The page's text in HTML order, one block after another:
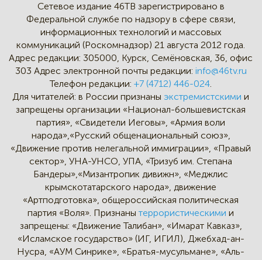
Сетевое издание 46ТВ зарегистрировано в
Федеральной службе по надзору в сфере связи,
информационных технологий и массовых
коммуникаций (Роскомнадзор) 21 августа 2012 года.
Адрес редакции: 305000, Курск, Семёновская, 36, офис
303 Адрес электронной почты редакции: info@46tv.ru
Телефон редакции: +7 (4712) 446-024.
Для читателей: в России признаныэкстремистскими и
запрещены организации «Национал-большевистская
партия», «Свидетели Иеговы», «Армия воли
народа»,«Русский общенациональный союз»,
«Движение против нелегальной иммиграции», «Правый
сектор», УНА-УНСО, УПА, «Тризуб им. Степана
Бандеры»,«Мизантропик дивижн», «Меджлис
крымскотатарского народа», движение
«Артподготовка», общероссийская политическая
партия «Воля». Признанытеррористическими и
запрещены: «Движение Талибан», «Имарат Кавказ»,
«Исламское государство» (ИГ, ИГИЛ), Джебхад-ан-
Нусра, «АУМ Синрике», «Братья-мусульмане», «Аль-